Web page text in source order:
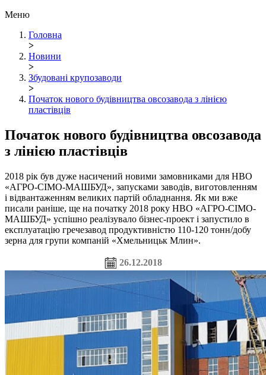
Меню
Головна
>
Новини
>
Збудовані крупозаводи
>
Початок нового будівництва овсозавода з лінією
пластівців
Початок нового будівництва овсозавода
з лінією пластівців
2018 рік був дуже насичений новими замовниками для НВО
«АГРО-СІМО-МАШБУД», запусками заводів, виготовленням
і відвантаженням великих партій обладнання. Як ми вже
писали раніше, ще на початку 2018 року НВО «АГРО-СІМО-
МАШБУД» успішно реалізувало бізнес-проект і запустило в
експлуатацію гречезавод продуктивністю 110-120 тонн/добу
зерна для групи компаній «Хмельницьк Млин».
26.12.2018